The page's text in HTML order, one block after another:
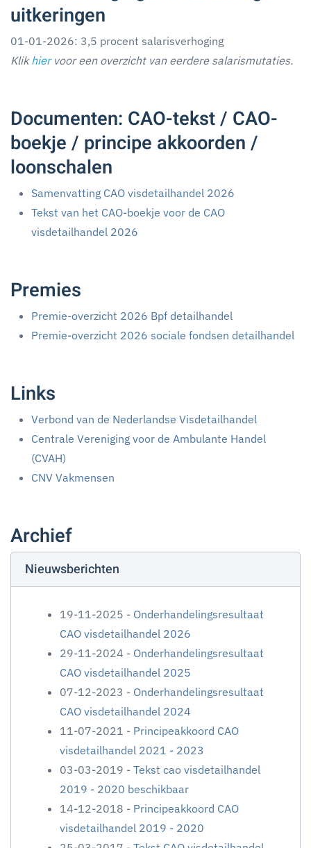
uitkeringen
01-01-2026: 3,5 procent salarisverhoging
Klikhiervoor een overzicht van eerdere salarismutaties.
Documenten: CAO-tekst / CAO-
boekje / principe akkoorden /
loonschalen
Samenvatting CAO visdetailhandel 2026
Tekst van het CAO-boekje voor de CAO
visdetailhandel 2026
Premies
Premie-overzicht 2026 Bpf detailhandel
Premie-overzicht 2026 sociale fondsen detailhandel
Links
Verbond van de Nederlandse Visdetailhandel
Centrale Vereniging voor de Ambulante Handel
(CVAH)
CNV Vakmensen
Archief
Nieuwsberichten
19-11-2025 - Onderhandelingsresultaat
CAO visdetailhandel 2026
29-11-2024 - Onderhandelingsresultaat
CAO visdetailhandel 2025
07-12-2023 - Onderhandelingsresultaat
CAO visdetailhandel 2024
11-07-2021 - Principeakkoord CAO
visdetailhandel 2021 - 2023
03-03-2019 - Tekst cao visdetailhandel
2019 - 2020 beschikbaar
14-12-2018 - Principeakkoord CAO
visdetailhandel 2019 - 2020